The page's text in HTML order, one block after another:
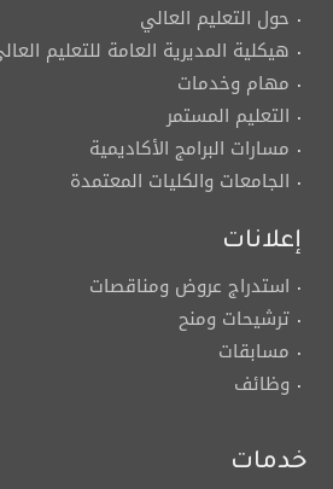
حول التعليم العالي
هيكلية المديرية العامة للتعليم العالي
مهام وخدمات
التعليم المستمر
مسارات البرامج الأكاديمية
الجامعات والكليات المعتمدة
إعلانات
استدراج عروض ومناقصات
ترشيحات ومنح
مسابقات
وظائف
خدمات